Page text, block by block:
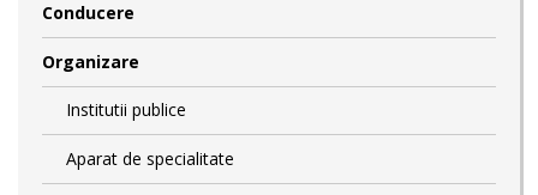
Conducere
Organizare
Institutii publice
Aparat de specialitate